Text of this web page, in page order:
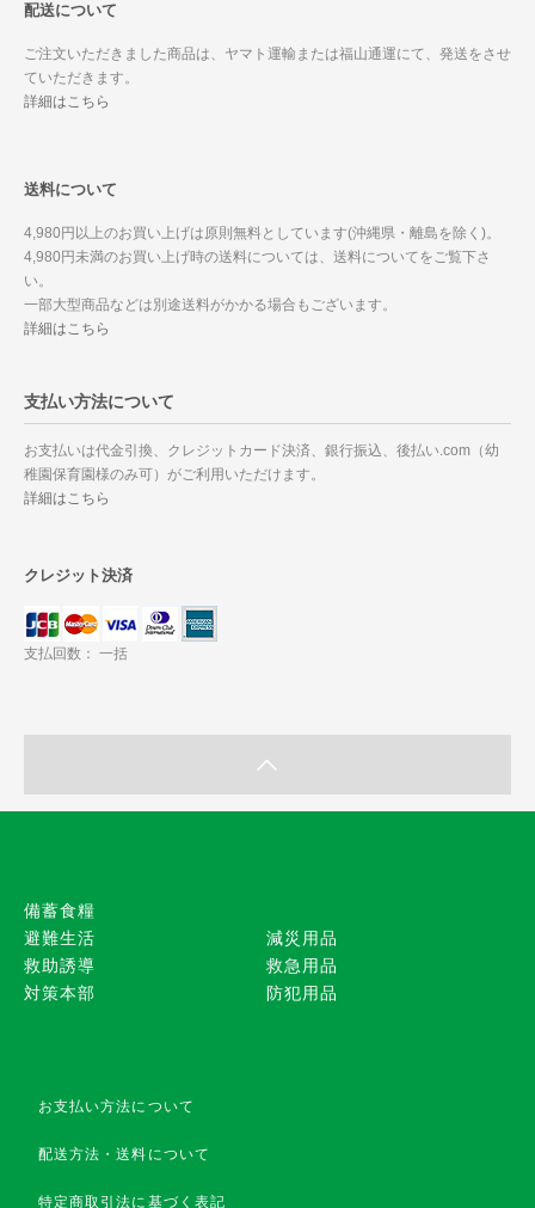
配送について
ご注文いただきました商品は、ヤマト運輸または福山通運にて、発送をさせ
ていただきます。
詳細はこちら
送料について
4,980円以上のお買い上げは原則無料としています(沖縄県・離島を除く)。
4,980円未満のお買い上げ時の送料については、送料についてをご覧下さ
い。
一部大型商品などは別途送料がかかる場合もございます。
詳細はこちら
支払い方法について
お支払いは代金引換、クレジットカード決済、銀行振込、後払い.com（幼
稚園保育園様のみ可）がご利用いただけます。
詳細はこちら
クレジット決済
支払回数： 一括
備蓄食糧
避難生活
救助誘導
対策本部
減災用品
救急用品
防犯用品
お支払い方法について
配送方法・送料について
特定商取引法に基づく表記